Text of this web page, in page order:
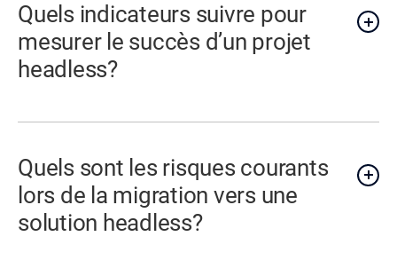
Quels indicateurs suivre pour
mesurer le succès d’un projet
headless?
Quels sont les risques courants
lors de la migration vers une
solution headless?